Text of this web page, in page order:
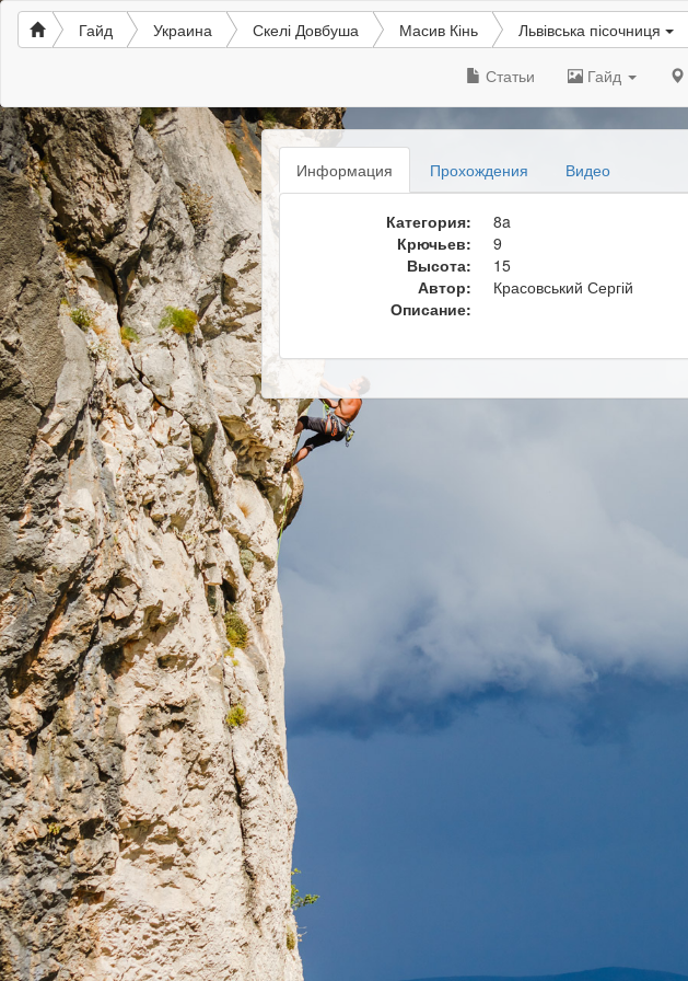
Гайд Украина Скелі Довбуша Масив Кінь Львівська пісочниця
Статьи Гайд
Информация Прохождения Видео
Категория:
8a
Крючьев:
9
Высота:
15
Автор:
Красовський Сергій
Описание: